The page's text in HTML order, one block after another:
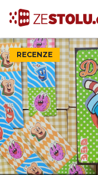
RECENZE